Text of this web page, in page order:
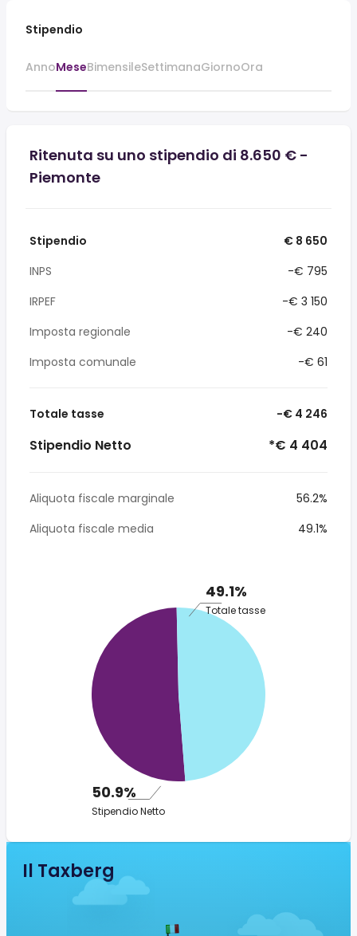
Stipendio
AnnoMeseBimensileSettimanaGiornoOra
Ritenuta su uno stipendio di 8.650 € -
Piemonte
Stipendio
€ 8 650
INPS
-€ 795
IRPEF
-€ 3 150
Imposta regionale
-€ 240
Imposta comunale
-€ 61
Totale tasse -€ 4 246
Stipendio Netto *€ 4 404
Aliquota fiscale marginale
56.2%
Aliquota fiscale media
49.1%
49.1%
Totale tasse
50.9%
Stipendio Netto
Il Taxberg